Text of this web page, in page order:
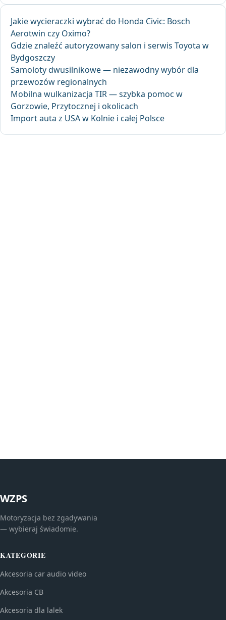
Jakie wycieraczki wybrać do Honda Civic: Bosch
Aerotwin czy Oximo?
Gdzie znaleźć autoryzowany salon i serwis Toyota w
Bydgoszczy
Samoloty dwusilnikowe — niezawodny wybór dla
przewozów regionalnych
Mobilna wulkanizacja TIR — szybka pomoc w
Gorzowie, Przytocznej i okolicach
Import auta z USA w Kolnie i całej Polsce
WZPS
Motoryzacja bez zgadywania
— wybieraj świadomie.
KATEGORIE
Akcesoria car audio video
Akcesoria CB
Akcesoria dla lalek